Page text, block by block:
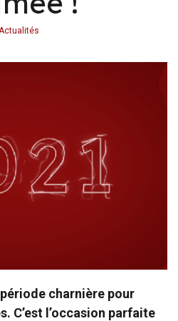
charnière pour
C’est l’occasion parfaite